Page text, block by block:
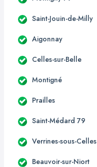
Saint-Jouin-de-Milly
Aigonnay
Celles-sur-Belle
Montigné
Prailles
Saint-Médard 79
Verrines-sous-Celles
Beauvoir-sur-Niort